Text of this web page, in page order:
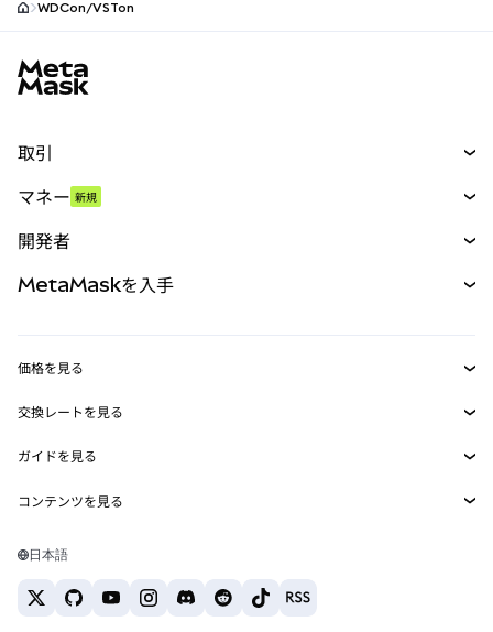
WDCon/VSTon
取引
パーペチュアル
RWA
マネー 新規
開発者
MetaMask Connect
Snaps
Web3サービス
MetaMaskを入手
セキュリティ
サポート
キャリア
お問い合わせ
価格を見る
イーサリアムの価格
Solanaの価格
Tetherの価格
交換レートを見る
ETH→USD
USDT→INR
BTC→INR
ETH→USDT
ガイドを見る
ETHの購入
USDTの購入
コンテンツを見る
Solanaウォレット
日本語